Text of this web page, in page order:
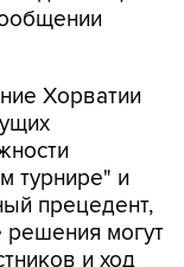
Хорватии
турнире" и
прецедент,
могут
и ход
говорится